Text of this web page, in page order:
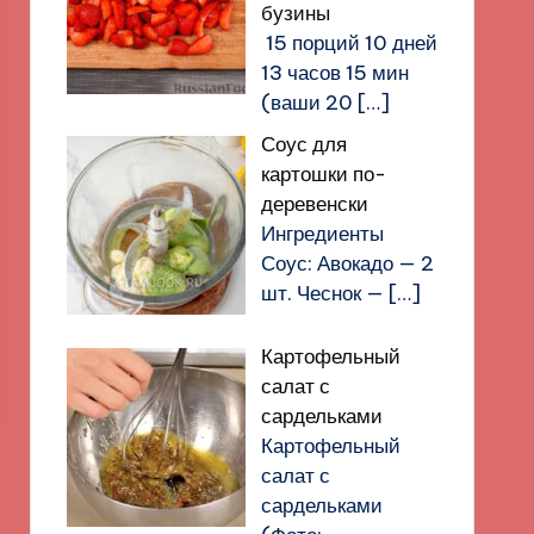
бузины
15 порций 10 дней
13 часов 15 мин
(ваши 20 […]
Соус для
картошки по-
деревенски
Ингредиенты
Соус: Авокадо — 2
шт. Чеснок — […]
Картофельный
салат с
сардельками
Картофельный
салат с
сардельками